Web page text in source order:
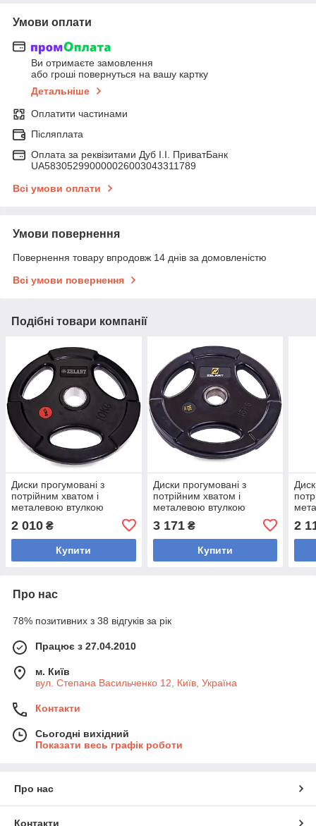
Умови оплати
Ви отримаєте замовлення
або гроші повернуться на вашу картку
Детальніше
Оплатити частинами
Післяплата
Оплата за реквізитами Дуб І.І. ПриватБанк
UA583052990000026003043311789
Всі умови оплати
Умови повернення
Повернення товару впродовж 14 днів за домовленістю
Всі умови повернення
Подібні товари компанії
Диски прогумовані з
потрійним хватом і
металевою втулкою
внутрішній ø 51 мм Z-HIT
Zelart TA-5160-10
2 010 ₴
Купити
Диски прогумовані з
потрійним хватом і
металевою втулкою
внутрішній ø 51 мм Zelart
TA-2673-15 15кг
3 171₴
Купити
TA-
2
Про нас
78% позитивних з 38 відгуків за рік
Працює з 27.04.2010
м. Київ
вул. Степана Васильченко 12, Київ, Україна
Контакти
Сьогодні вихідний
Показати весь графік роботи
Про нас
Контакти